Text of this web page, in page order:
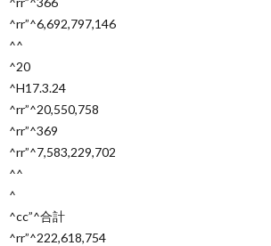
^rr”^6,692,797,146
^^
^20
^H17.3.24
^rr”^20,550,758
^rr”^369
^rr”^7,583,229,702
^^
^
^cc”^合計
^rr”^222,618,754